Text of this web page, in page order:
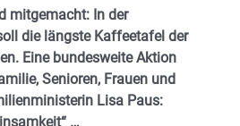
mitgemacht: In der
die längste Kaffeetafel der
Eine bundesweite Aktion
Senioren, Frauen und
Lisa Paus:
…